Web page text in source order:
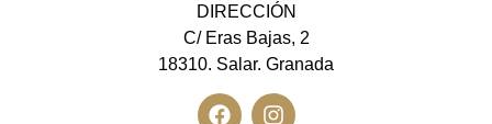
DIRECCIÓN
C/ Eras Bajas, 2
18310. Salar. Granada